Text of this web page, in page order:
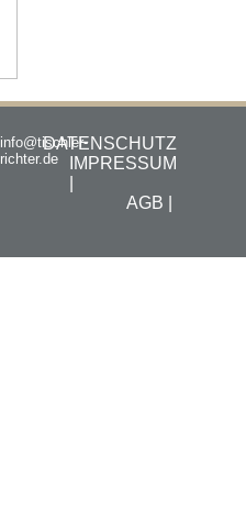
info@tischler-
richter.de
DATENSCHUTZ
IMPRESSUM
AGB |